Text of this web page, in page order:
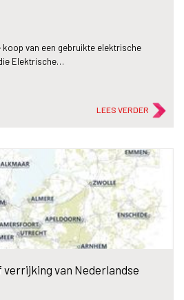
van een gebruikte elektrische
Elektrische…
LEES VERDER
van Nederlandse